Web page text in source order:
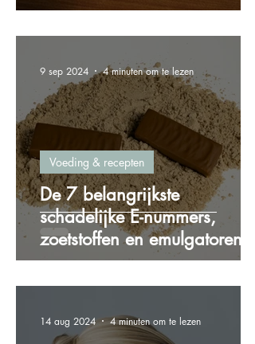
gewichtstoename
De 7 belangrijkste
schadelijke E-nummers,
zoetstoffen en emulgatoren
die je wilt vermijden!
Voeding & recepten
9 sep 2024 4 minuten om te lezen
14 aug 2024 4 minuten om te lezen